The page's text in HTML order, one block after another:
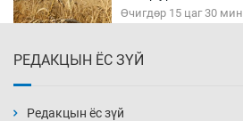
Өчигдөр 15 цаг 30 мин
Өчигдөр 15 цаг 00 мин
РЕДАКЦЫН ЁС ЗҮЙ
Редакцын ёс зүй